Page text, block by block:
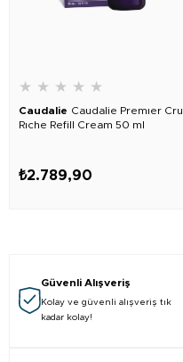
★ ★ ★ ★ ★
Caudalie Caudalie Premıer Cru
Rıche Refill Cream 50 ml
₺2.789,90
Güvenli Alışveriş
Kolay ve güvenli alışveriş tık
kadar kolay!